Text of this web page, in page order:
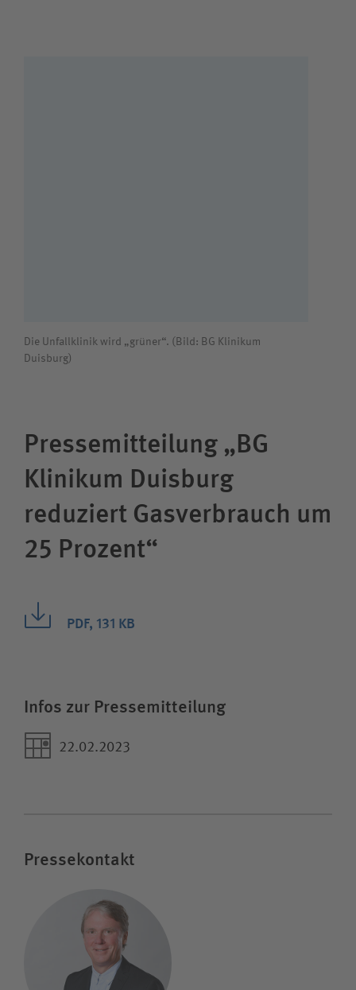
Die Unfallklinik wird „grüner“. (Bild: BG Klinikum
Duisburg)
Pressemitteilung „BG
Klinikum Duisburg
reduziert Gasverbrauch um
25 Prozent“
PDF, 131 KB
Infos zur Pressemitteilung
22.02.2023
Pressekontakt